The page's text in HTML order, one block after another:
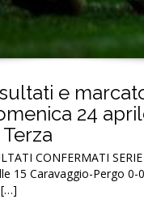
e
24
CONFERMATI
15 Caravaggio-Pergo 0-
[…]